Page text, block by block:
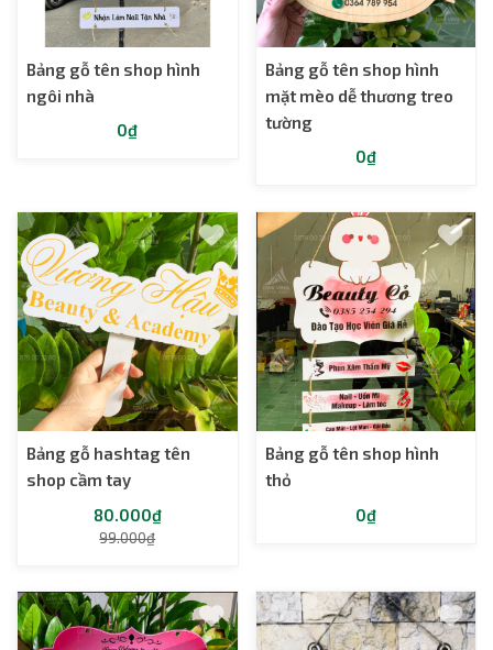
Bảng gỗ tên shop hình
ngôi nhà
0₫
Bảng gỗ tên shop hình
mặt mèo dễ thương treo
tường
0₫
Bảng gỗ hashtag tên
shop cầm tay
80.000₫
99.000₫
Bảng gỗ tên shop hình
thỏ
0₫